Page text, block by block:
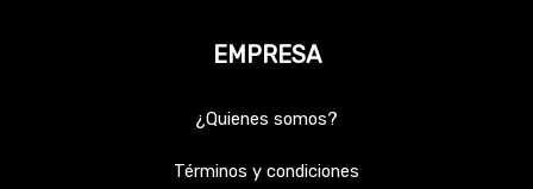
EMPRESA
¿Quienes somos?
Términos y condiciones